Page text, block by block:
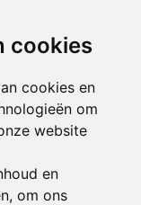
cookies
cookies en
om
website
en
om ons